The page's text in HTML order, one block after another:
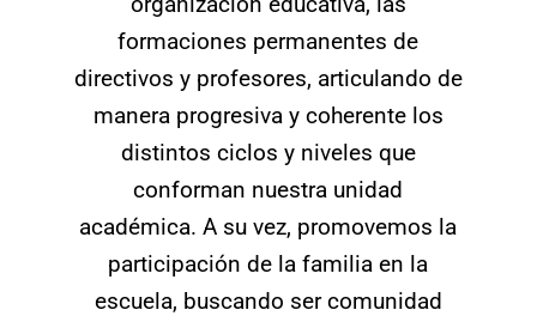
formaciones permanentes de
directivos y profesores, articulando de
manera progresiva y coherente los
distintos ciclos y niveles que
conforman nuestra unidad
académica. A su vez, promovemos la
participación de la familia en la
escuela, buscando ser comunidad